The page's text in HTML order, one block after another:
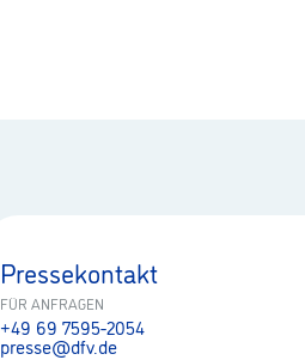
Pressekontakt
FÜR ANFRAGEN
+49 69 7595-2054
presse@dfv.de